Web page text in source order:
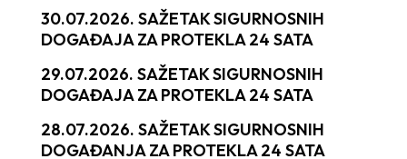
30.07.2026. SAŽETAK SIGURNOSNIH
DOGAĐAJA ZA PROTEKLA 24 SATA
29.07.2026. SAŽETAK SIGURNOSNIH
DOGAĐAJA ZA PROTEKLA 24 SATA
28.07.2026. SAŽETAK SIGURNOSNIH
DOGAĐANJA ZA PROTEKLA 24 SATA